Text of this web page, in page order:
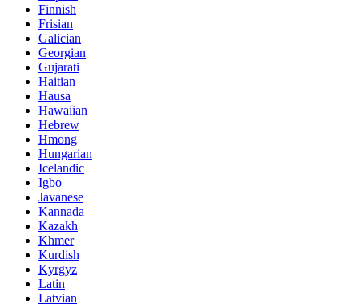
Finnish
Frisian
Galician
Georgian
Gujarati
Haitian
Hausa
Hawaiian
Hebrew
Hmong
Hungarian
Icelandic
Igbo
Javanese
Kannada
Kazakh
Khmer
Kurdish
Kyrgyz
Latin
Latvian